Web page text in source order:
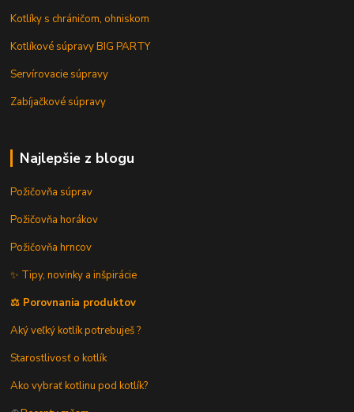
Kotlíky s chráničom, ohniskom
Kotlíkové súpravy BIG PARTY
Servírovacie súpravy
Zabíjačkové súpravy
Najlepšie z blogu
Požičovňa súprav
Požičovňa horákov
Požičovňa hrncov
✨ Tipy, novinky a inšpirácie
⚖️ Porovnania produktov
Aký veľký kotlík potrebuješ ?
Starostlivosť o kotlík
Ako vybrať kotlinu pod kotlík?